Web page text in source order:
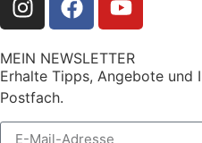
MEIN NEWSLETTER
Erhalte Tipps, Angebote und
Postfach.